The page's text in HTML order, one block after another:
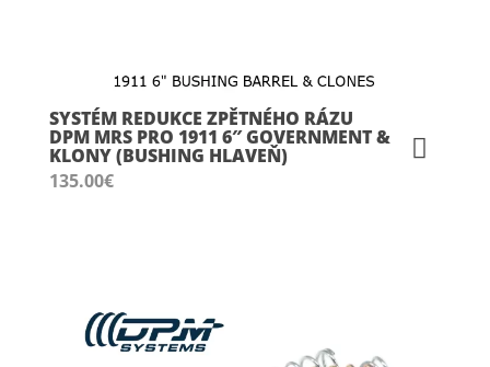
SYSTÉM REDUKCE ZPĚTNÉHO RÁZU
DPM MRS PRO 1911 6″ GOVERNMENT &
KLONY (BUSHING HLAVEŇ)
135.00€